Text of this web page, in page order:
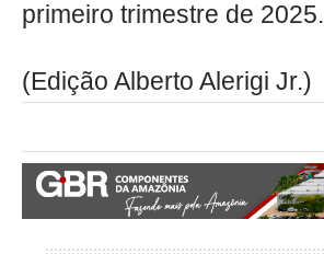
primeiro trimestre de 2025.
(Edição Alberto Alerigi Jr.)